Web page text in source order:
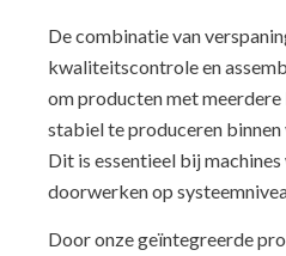
De combinatie van
kwaliteitscontrole en
om producten met
stabiel te produceren
Dit is essentieel bij
doorwerken op
Door onze geïntegreerde